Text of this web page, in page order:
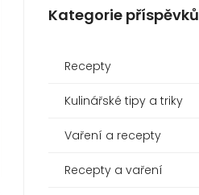
Kategorie příspěvků
Recepty
Kulinářské tipy a triky
Vaření a recepty
Recepty a vaření